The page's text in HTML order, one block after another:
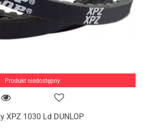
Produkt niedostępny
XPZ 1030 Ld DUNLOP